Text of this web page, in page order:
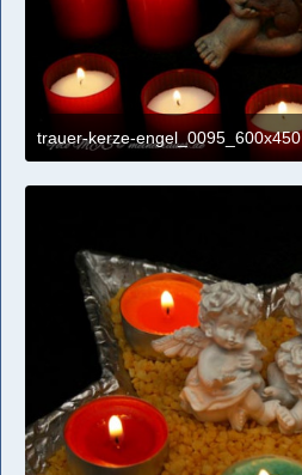
trauer-kerze-engel_0095_600x450
4. April 2021 um 11:09